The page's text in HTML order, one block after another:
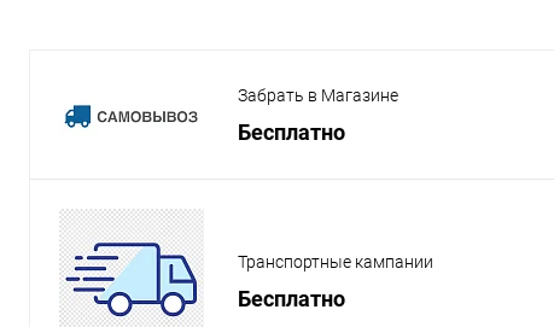
Забрать в Магазине
Бесплатно
Транспортные кампании
Бесплатно